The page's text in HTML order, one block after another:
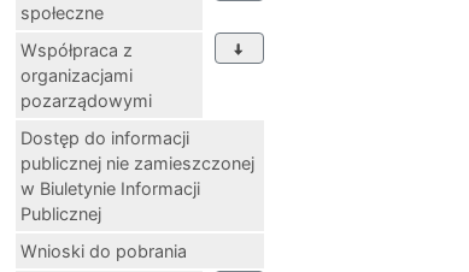
społeczne
Współpraca z
organizacjami
pozarządowymi
Dostęp do informacji
publicznej nie zamieszczonej
w Biuletynie Informacji
Publicznej
Wnioski do pobrania